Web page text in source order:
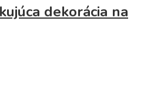
dekorácia na